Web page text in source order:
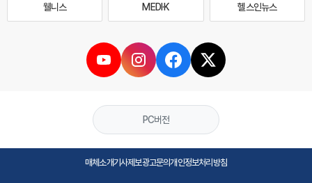
웰니스 MEDI·K 헬스인뉴스
PC버전
매체소개기사제보광고문의개인정보처리방침